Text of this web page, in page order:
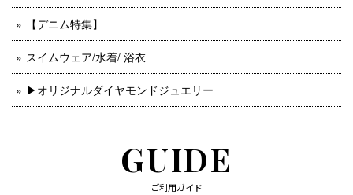
【デニム特集】
スイムウェア/水着/ 浴衣
▶︎オリジナルダイヤモンドジュエリー
GUIDE
ご利用ガイド